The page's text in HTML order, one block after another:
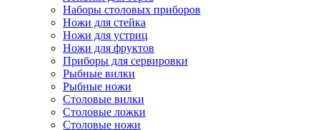
Наборы столовых приборов
Ножи для стейка
Ножи для устриц
Ножи для фруктов
Приборы для сервировки
Рыбные вилки
Рыбные ножи
Столовые вилки
Столовые ложки
Столовые ножи